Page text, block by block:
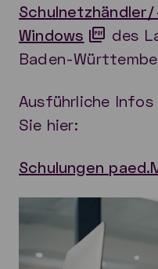
Windows
des
Baden-
Ausführliche
Sie hier:
Schulungen